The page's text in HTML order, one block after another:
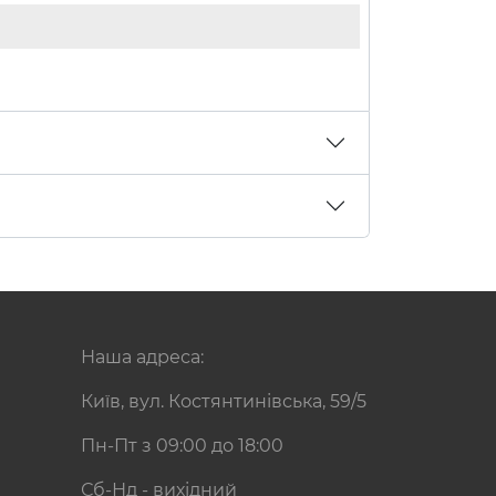
Наша адреса:
Київ, вул. Костянтинівська, 59/5
Пн-Пт з 09:00 до 18:00
Сб-Нд - вихідний